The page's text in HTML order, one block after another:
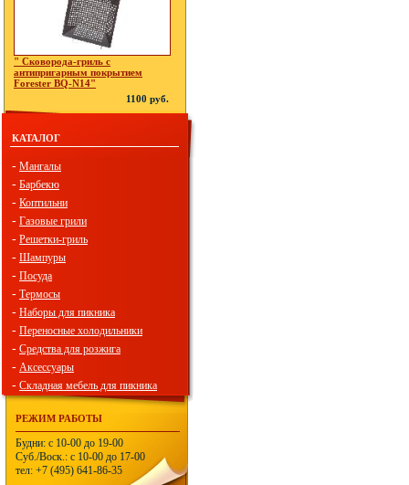
" Сковорода-гриль с
антипригарным покрытием
Forester BQ-N14"
1100 руб.
КАТАЛОГ
- Мангалы
- Барбекю
- Коптильни
- Газовые грили
- Решетки-гриль
- Шампуры
- Посуда
- Термосы
- Наборы для пикника
- Переносные холодильники
- Средства для розжига
- Аксессуары
- Складная мебель для пикника
РЕЖИМ РАБОТЫ
Будни: с 10-00 до 19-00
Суб./Воск.: с 10-00 до 17-00
тел: +7 (495) 641-86-35